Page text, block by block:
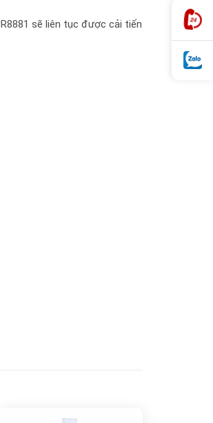
sẽ liên tục được cải tiến